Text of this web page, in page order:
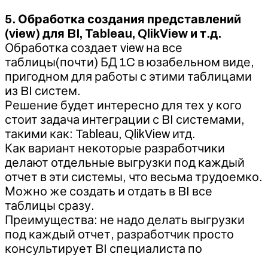
5. Обработка создания представлений
(view) для BI, Tableau, QlikView и т.д.
Обработка создает view на все
таблицы(почти) БД 1C в юзабельном виде,
пригодном для работы с этими таблицами
из BI систем.
Решение будет интересно для тех у кого
стоит задача интеграции с BI системами,
такими как: Tableau, QlikView итд.
Как вариант некоторые разработчики
делают отдельные выгрузки под каждый
отчет в эти системы, что весьма трудоемко.
Можно же создать и отдать в BI все
таблицы сразу.
Преимущества: не надо делать выгрузки
под каждый отчет, разработчик просто
консультирует BI специалиста по